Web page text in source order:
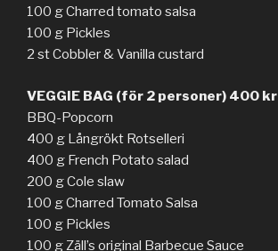
100 g Charred tomato salsa
100 g Pickles
2 st Cobbler & Vanilla custard
VEGGIE BAG (för 2 personer) 400 kr
BBQ-Popcorn
400 g Långrökt Rotselleri
400 g French Potato salad
200 g Cole slaw
100 g Charred Tomato Salsa
100 g Pickles
100 g Zäll’s original Barbecue Sauce